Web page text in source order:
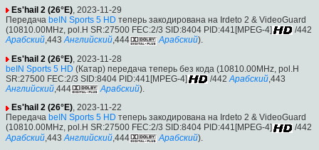
Es'hail 2 (26°E), 2023-11-29
Передача beIN Sports 5 HD теперь закодирована на Irdeto 2 & VideoGuard
(10810.00MHz, pol.H SR:27500 FEC:2/3 SID:8404 PID:441[MPEG-4]
/442
Арабский,443 Английский,444 Арабский).
Es'hail 2 (26°E) , 2023-11-28
beIN Sports 5 HD (Катар) передача теперь без кода (10810.00MHz, pol.H
SR:27500 FEC:2/3 SID:8404 PID:441[MPEG-4]
/442 Арабский ,443
Английский,444 Арабский).
Es'hail 2 (26°E), 2023-11-22
Передача beIN Sports 5 HD теперь закодирована на Irdeto 2 & VideoGuard
(10810.00MHz, pol.H SR:27500 FEC:2/3 SID:8404 PID:441[MPEG-4]
/442
Арабский ,443 Английский ,444 Арабский).